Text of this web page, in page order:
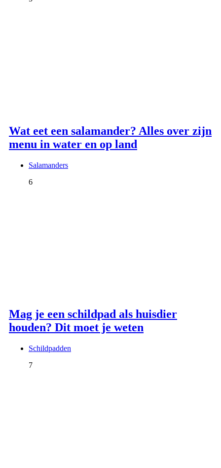
Wat eet een salamander? Alles over zijn
menu in water en op land
Salamanders
6
Mag je een schildpad als huisdier
houden? Dit moet je weten
Schildpadden
7